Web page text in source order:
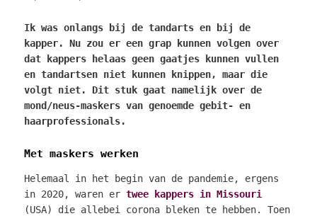
Ik was onlangs bij de tandarts en bij de
kapper. Nu zou er een grap kunnen volgen over
dat kappers helaas geen gaatjes kunnen vullen
en tandartsen niet kunnen knippen, maar die
volgt niet. Dit stuk gaat namelijk over de
mond/neus-maskers van genoemde gebit- en
haarprofessionals.
Met maskers werken
Helemaal in het begin van de pandemie, ergens
in 2020, waren ertwee kappers in Missouri
(USA) die allebei corona bleken te hebben. Toen